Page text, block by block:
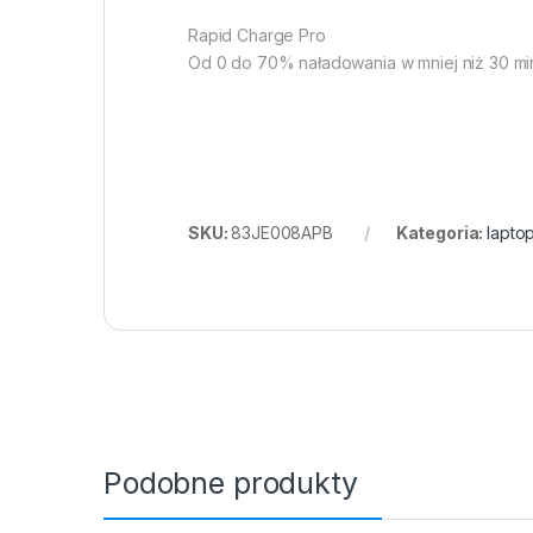
Rapid Charge Pro
Od 0 do 70% naładowania w mniej niż 30
SKU:83JE008APB Kategoria:
Podobne produkty